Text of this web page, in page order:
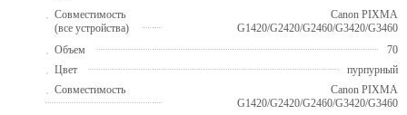
Совместимость
(все устройства)
Canon PIXMA
G1420/G2420/G2460/G3420/G3460
Объем
70
Цвет
пурпурный
Совместимость
Canon PIXMA
G1420/G2420/G2460/G3420/G3460